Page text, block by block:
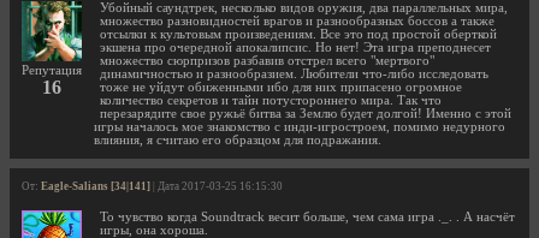
Репутация
16
Убойный саундтрек, несколько видов оружия, два параллельных мира,
множество разновидностей врагов и разнообразных боссов а также
отсылки к культовым произведениям. Все это под простой оберткой
экшена про очередной апокалипсис. Но нет! Эта игра преподнесет
множество сюрпризов разбавив отстрел всего "мертвого"
динамичностью и разнообразием. Любители что-либо исследовать
тоже не уйдут обиженными ибо для них припасено огромное
количество секретов и тайн потустороннего мира. Так что
перезарядите свое ружьё битва за Землю будет долгой! Именно с этой
игры началось мое знакомство с инди-игростроем, помимо недурного
влияния, я считаю его образцом для подражания.
От: Eagle-Salians [34|141] | Дата 2017-03-25 16:15:30
То чувство когда Soundtrack весит больше, чем сама игра ._. . А насчёт
игры, она хороша.